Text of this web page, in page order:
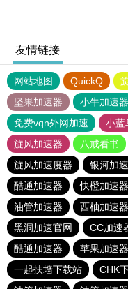
友情链接
网站地图 QuickQ
坚果加速器
小牛加速器
免费vqn外网加速
小蓝
旋风加速器
八戒看书
旋风加速度器
银河加
酷通加速器
快橙加速器
油管加速器
西柚加速器
黑洞加速官网
CC加速
酷通加速器
苹果加速器
一起扶墙下载站
CHK